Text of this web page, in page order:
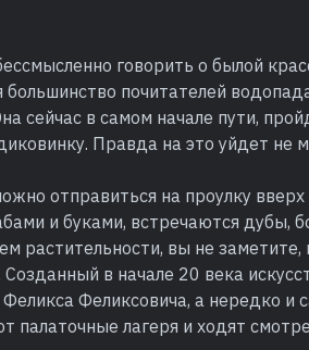
говорить о былой
большинство почитателей
сейчас в самом начале пути,
Правда на это уйдет не
отправиться на проулку
и буками, встречаются дубы,
растительности, вы не
в начале 20 века
Феликсовича, а нередко и
палаточные лагеря и ходят